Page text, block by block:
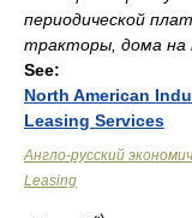
периодической
тракторы, дома на
See:
North American
Leasing Services
Англо-русский
Leasing